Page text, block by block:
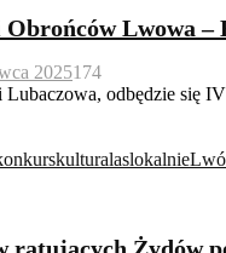
Lwowa –
2025174
odbędzie się
kulturalaslokalnie